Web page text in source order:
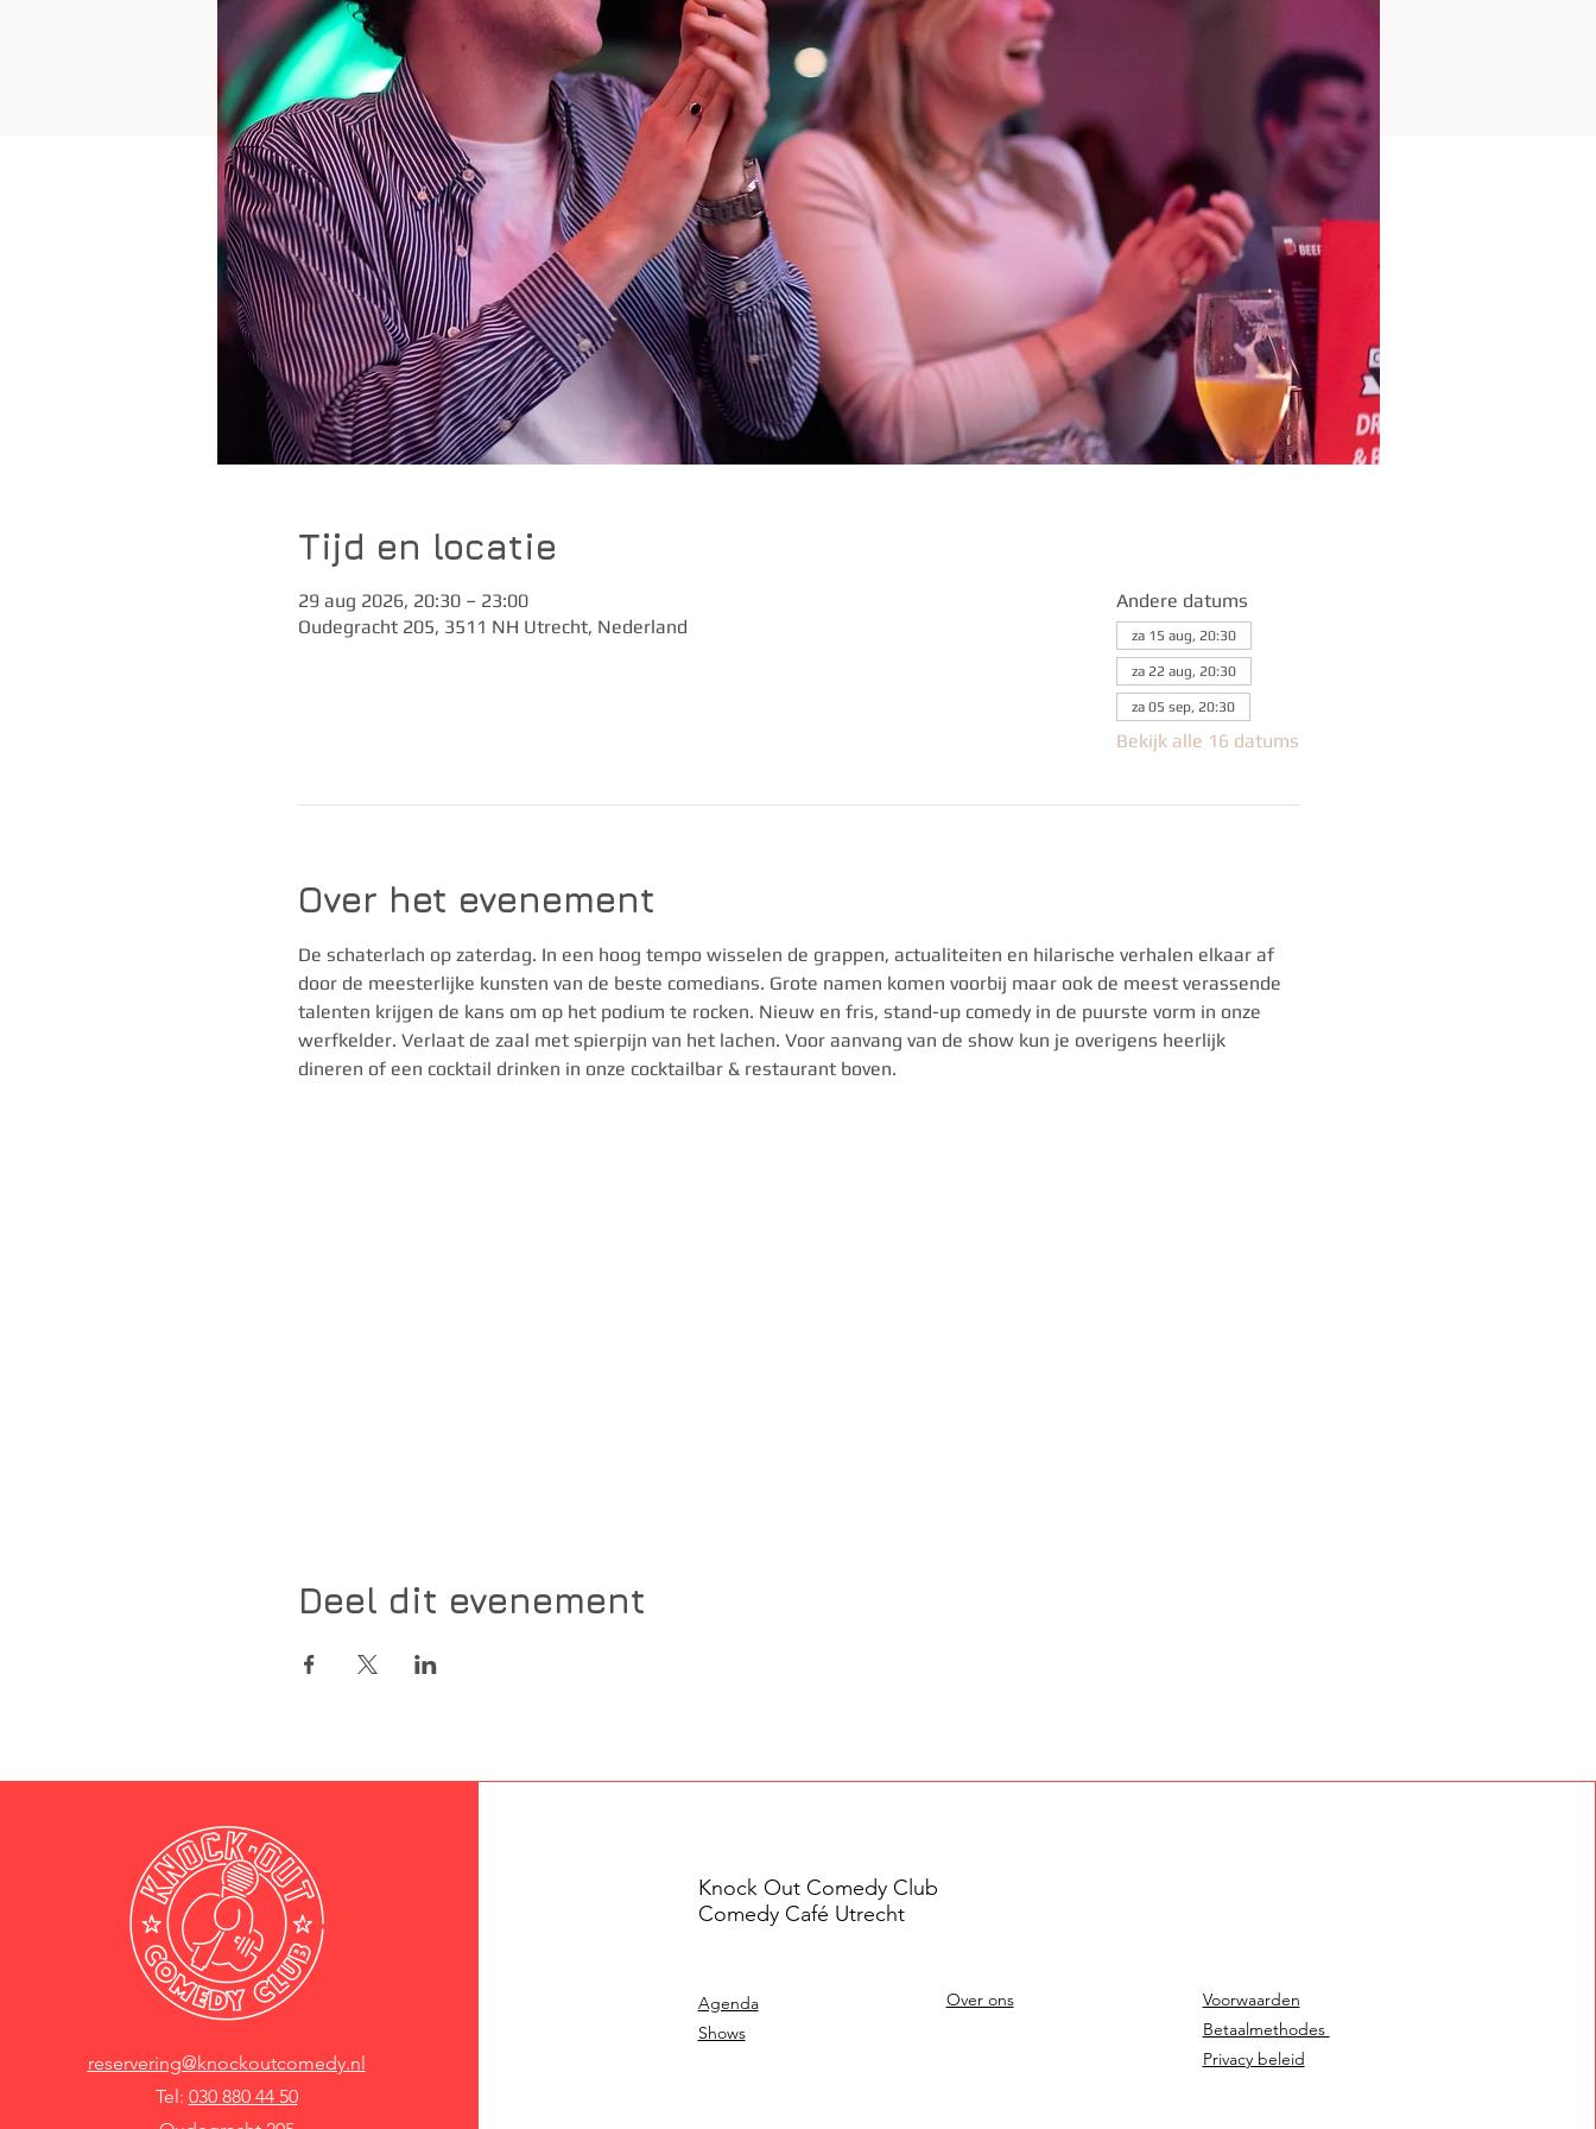
Tijd en locatie
29 aug 2026, 20:30 – 23:00
Oudegracht 205, 3511 NH Utrecht, Nederland
Andere datums
za 15 aug, 20:30
za 22 aug, 20:30
za 05 sep, 20:30
Bekijk alle 16 datums
Over het evenement
De schaterlach op zaterdag. In een hoog tempo wisselen de grappen, actualiteiten en hilarische verhalen elkaar af
door de meesterlijke kunsten van de beste comedians. Grote namen komen voorbij maar ook de meest verassende
talenten krijgen de kans om op het podium te rocken. Nieuw en fris, stand-up comedy in de puurste vorm in onze
werfkelder. Verlaat de zaal met spierpijn van het lachen. Voor aanvang van de show kun je overigens heerlijk
dineren of een cocktail drinken in onze cocktailbar & restaurant boven.
Deel dit evenement
reservering@knockoutcomedy.nl
Tel: 030 880 44 50
Knock Out Comedy Club
Comedy Café Utrecht
Agenda
Shows
Over ons
Voorwaarden
Betaalmethodes
Privacy beleid